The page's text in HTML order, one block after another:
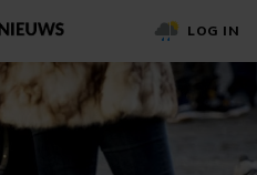
LOG IN